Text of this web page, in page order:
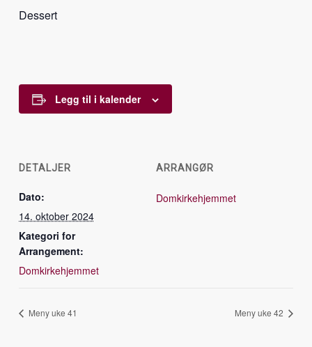
Dessert
Legg til i kalender
DETALJER
Dato:
14. oktober 2024
Kategori for
Arrangement:
Domkirkehjemmet
ARRANGØR
Domkirkehjemmet
Meny uke 41 Meny uke 42